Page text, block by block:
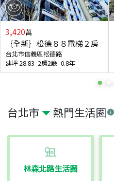
台北市 熱門生活圈
林森北路生活圈
3,420萬
｛全新｝松德８８電梯２房
台北市信義區松德路
建坪28.83 2房2廳 0.8年